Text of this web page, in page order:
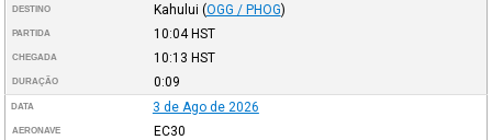
DESTINO Kahului (OGG / PHOG)
PARTIDA 10:04HST
CHEGADA 10:13 HST
DURAÇÃO 0:09
DATA 3 de Ago de 2026
AERONAVE EC30